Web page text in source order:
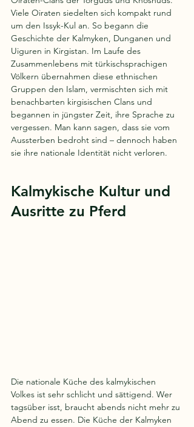
Viele Oiraten siedelten sich kompakt rund
um den Issyk-Kul an. So begann die
Geschichte der Kalmyken, Dunganen und
Uiguren in Kirgistan. Im Laufe des
Zusammenlebens mit türkischsprachigen
Völkern übernahmen diese ethnischen
Gruppen den Islam, vermischten sich mit
benachbarten kirgisischen Clans und
begannen in jüngster Zeit, ihre Sprache zu
vergessen. Man kann sagen, dass sie vom
Aussterben bedroht sind – dennoch haben
sie ihre nationale Identität nicht verloren.
Kalmykische Kultur und
Ausritte zu Pferd
Die nationale Küche des kalmykischen
Volkes ist sehr schlicht und sättigend. Wer
tagsüber isst, braucht abends nicht mehr zu
Abend zu essen. Die Küche der Kalmyken